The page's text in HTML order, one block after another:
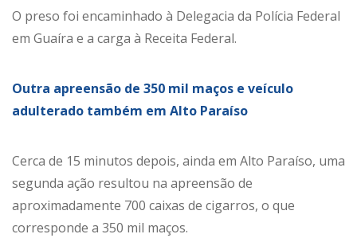
O preso foi encaminhado à Delegacia da Polícia Federal
em Guaíra e a carga à Receita Federal.
Outra apreensão de 350 mil maços e veículo
adulterado também em Alto Paraíso
Cerca de 15 minutos depois, ainda em Alto Paraíso, uma
segunda ação resultou na apreensão de
aproximadamente 700 caixas de cigarros, o que
corresponde a 350 mil maços.